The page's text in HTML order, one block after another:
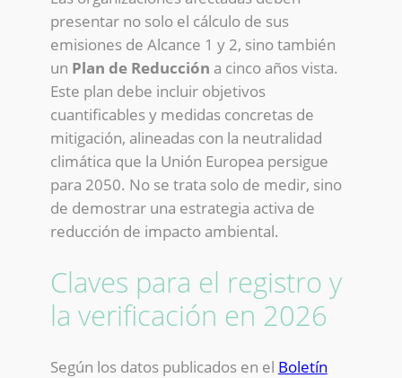
presentar no solo el cálculo de sus
emisiones de Alcance 1 y 2, sino también
un Plan de Reducción a cinco años vista.
Este plan debe incluir objetivos
cuantificables y medidas concretas de
mitigación, alineadas con la neutralidad
climática que la Unión Europea persigue
para 2050. No se trata solo de medir, sino
de demostrar una estrategia activa de
reducción de impacto ambiental.
Claves para el registro y
la verificación en 2026
Según los datos publicados en el Boletín